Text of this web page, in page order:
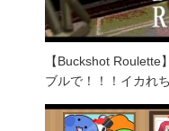
【Buckshot
ブルで！！！イカれ